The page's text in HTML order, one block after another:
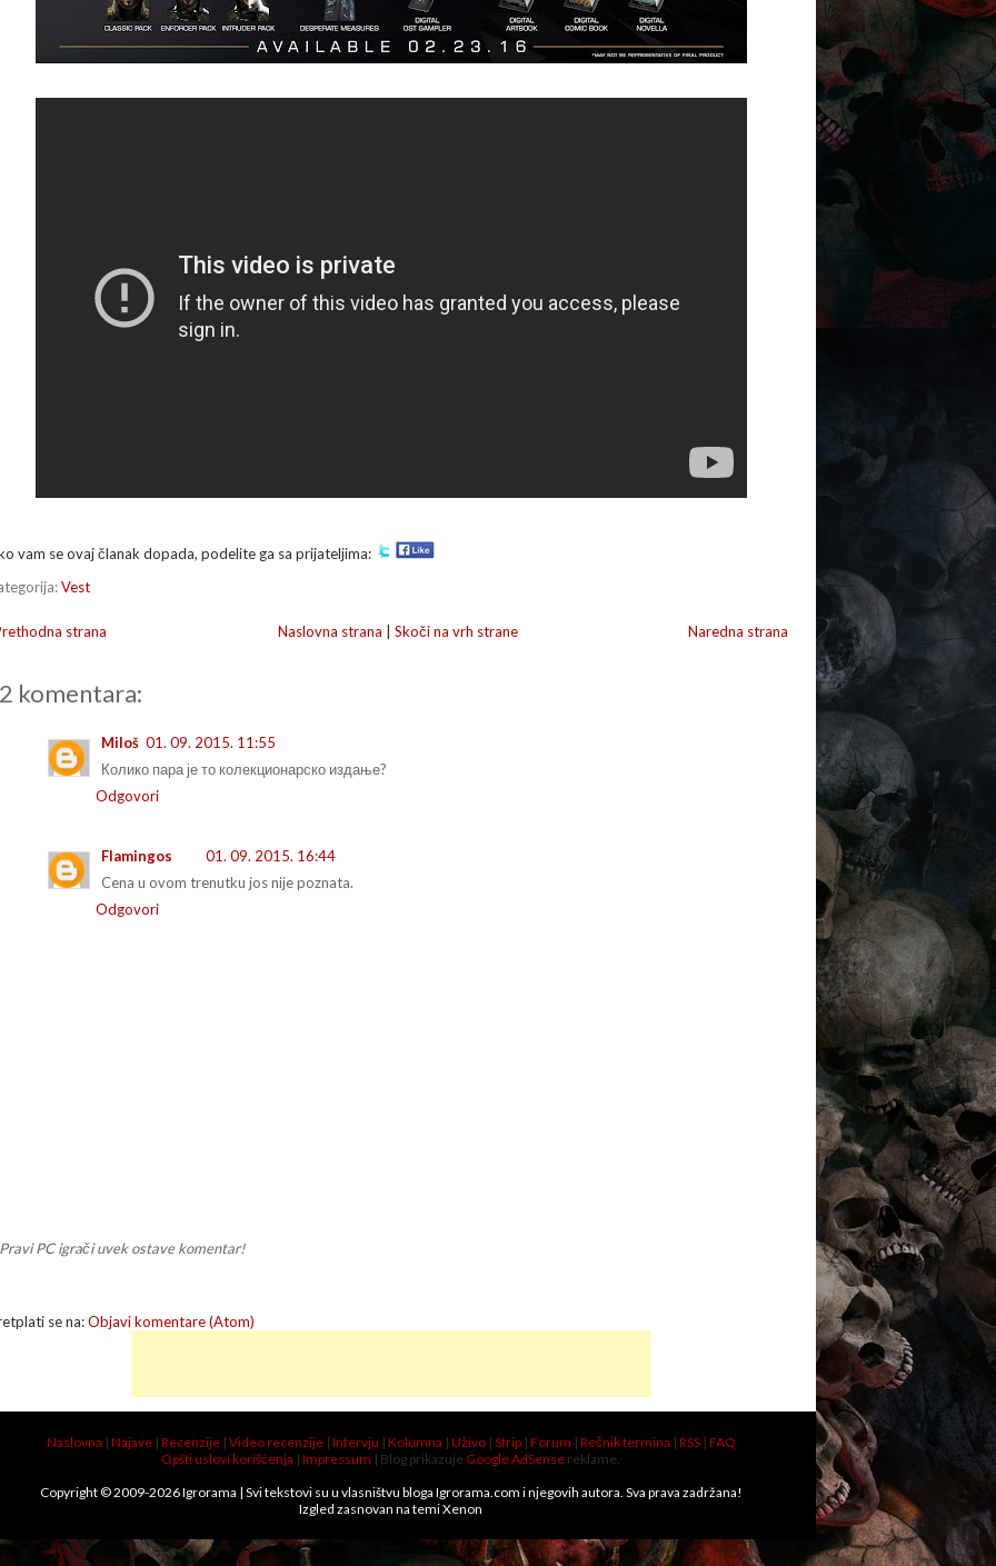
vam se ovaj članak dopada, podelite ga sa prijateljima:
Vest
Naredna strana
strana Naslovna strana Skoči na vrh strane
2 komentara:
Miloš 01. 09. 2015. 11:55
Колико пара је то колекционарско издање?
Odgovori
Flamingos
01. 09. 2015. 16:44
Cena u ovom trenutku jos nije poznata.
Odgovori
Pravi PC igrači uvek ostave komentar!
se na:Objavi komentare (Atom)
Naslovna | Najave| Recenzije| Video recenzije| Intervju | Kolumna | Uživo| Strip| Forum | Rečnik termina | RSS| FAQ
Opšti uslovi korišćenja | Impressum | Blog prikazuje Google AdSense reklame.
Copyright © 2009-2026Igrorama | Svi tekstovi su u vlasništvu bloga Igrorama.com i njegovih autora. Sva prava zadržana!
Izgled zasnovan na temiXenon